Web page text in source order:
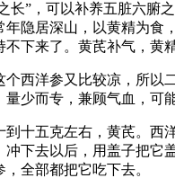
长”，可以补养五脏六
隐居深山，以黄精为食
下来了。黄芪补气，黄
西洋参又比较凉，所
少而专，兼顾气血，
十五克左右，黄芪。
下去以后，用盖子把
全部都把它吃下去。